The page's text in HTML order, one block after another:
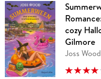
cozy
Gilmore
Joss Wood